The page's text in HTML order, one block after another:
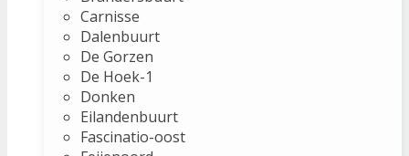
Carnisse
Dalenbuurt
De Gorzen
De Hoek-1
Donken
Eilandenbuurt
Fascinatio-oost